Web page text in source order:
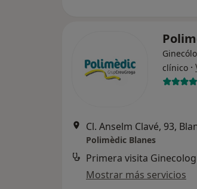
clínico ·
Cl. Anselm Clavé, 93,
Polimèdic Blanes
Mostrar más servicios